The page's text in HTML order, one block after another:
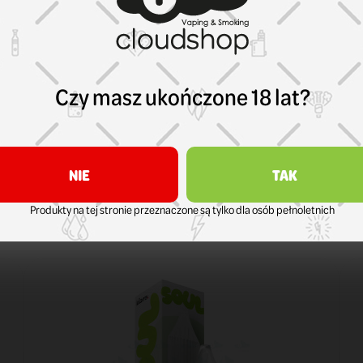
ZAKUPILI TEN PRODUKT
Czy masz ukończone 18 lat?
NIE TAK
Produkty na tej stronie przeznaczone są tylko dla osób pełnoletnich